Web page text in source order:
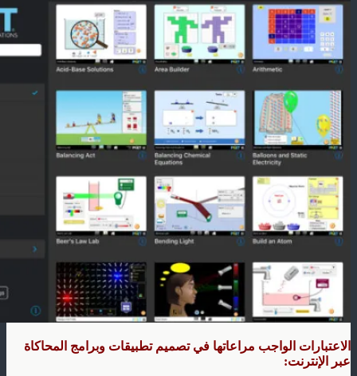
الاعتبارات الواجب مراعاتها في تصميم تطبيقات وبرامج المحاكاة
عبر الإنترنت: